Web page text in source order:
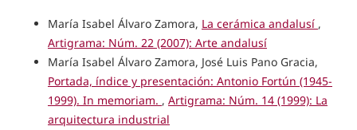
María Isabel Álvaro Zamora, La cerámica andalusí ,
Artigrama: Núm. 22 (2007): Arte andalusí
María Isabel Álvaro Zamora, José Luis Pano Gracia,
Portada, índice y presentación: Antonio Fortún (1945-
1999). In memoriam. , Artigrama: Núm. 14 (1999): La
arquitectura industrial